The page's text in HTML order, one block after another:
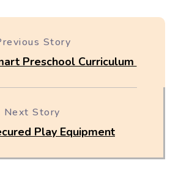
Story
Preschool Curriculum
Next Story
Play Equipment